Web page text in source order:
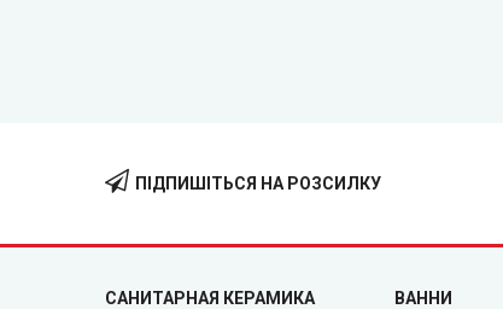
ПІДПИШІТЬСЯ НА РОЗСИЛКУ
САНИТАРНАЯ КЕРАМИКА ВАННИ